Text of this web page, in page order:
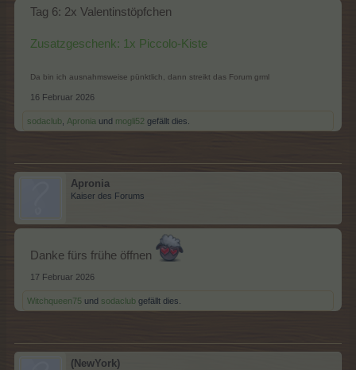
Tag 6: 2x Valentinstöpfchen
Zusatzgeschenk: 1x Piccolo-Kiste
Da bin ich ausnahmsweise pünktlich, dann streikt das Forum grml
16 Februar 2026
sodaclub Apronia und mogli52 gefällt dies.
Apronia
Kaiser des Forums
Danke fürs frühe öffnen
17 Februar 2026
Witchqueen75 und sodaclub gefällt dies.
(NewYork)